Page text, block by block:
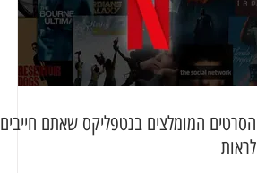
הסרטים המומלצים בנטפליקס שאתם חייבים
לראות